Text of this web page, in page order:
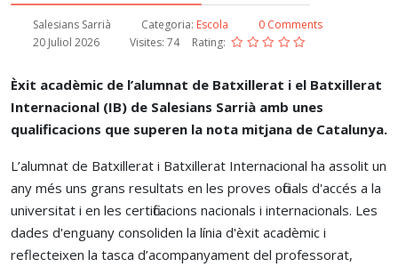
Salesians Sarrià Categoria: Escola
0 Comments
20 Juliol 2026
Visites: 74 Rating:
Èxit acadèmic de l’alumnat de Batxillerat i el Batxillerat
Internacional (IB) de Salesians Sarrià amb unes
qualificacions que superen la nota mitjana de Catalunya.
L’alumnat de Batxillerat i Batxillerat Internacional ha assolit un
any més uns grans resultats en les proves oficials d'accés a la
universitat i en les certificacions nacionals i internacionals. Les
dades d'enguany consoliden la línia d'èxit acadèmic i
reflecteixen la tasca d’acompanyament del professorat,